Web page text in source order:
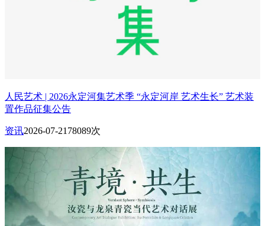
人民艺术 | 2026永定河集艺术季 “永定河岸 艺术生长” 艺术装
置作品征集公告
资讯2026-07-21 78089次